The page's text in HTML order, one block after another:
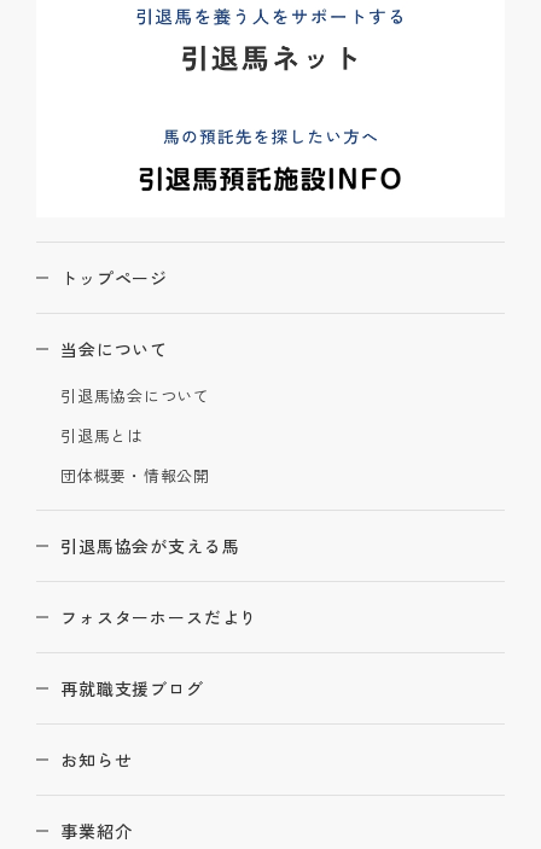
トップページ
当会について
引退馬協会について
引退馬とは
団体概要・情報公開
引退馬協会が支える馬
フォスターホースだより
再就職支援ブログ
お知らせ
事業紹介